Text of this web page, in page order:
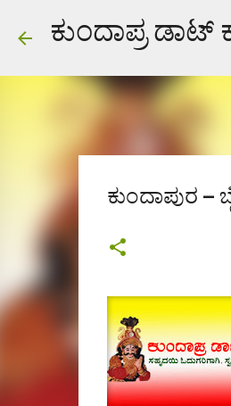
ಕುಂದಾಪ್ರ ಡಾಟ್
ಕುಂದಾಪುರ –